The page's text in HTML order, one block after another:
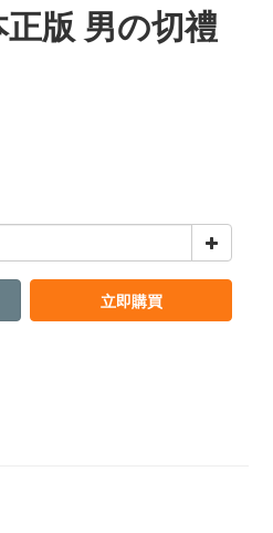
版 男の切禮
立即購買